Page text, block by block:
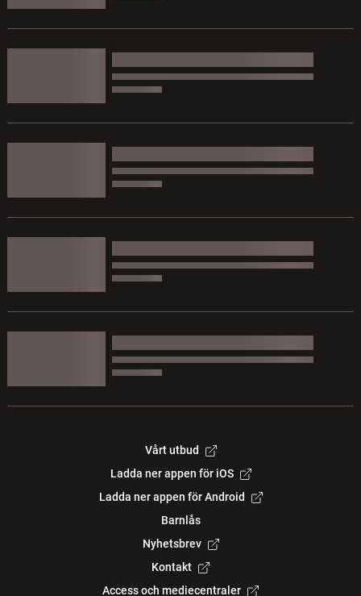
Vårt utbud
Ladda ner appen för iOS
Ladda ner appen för Android
Barnlås
Nyhetsbrev
Kontakt
Access och mediecentraler